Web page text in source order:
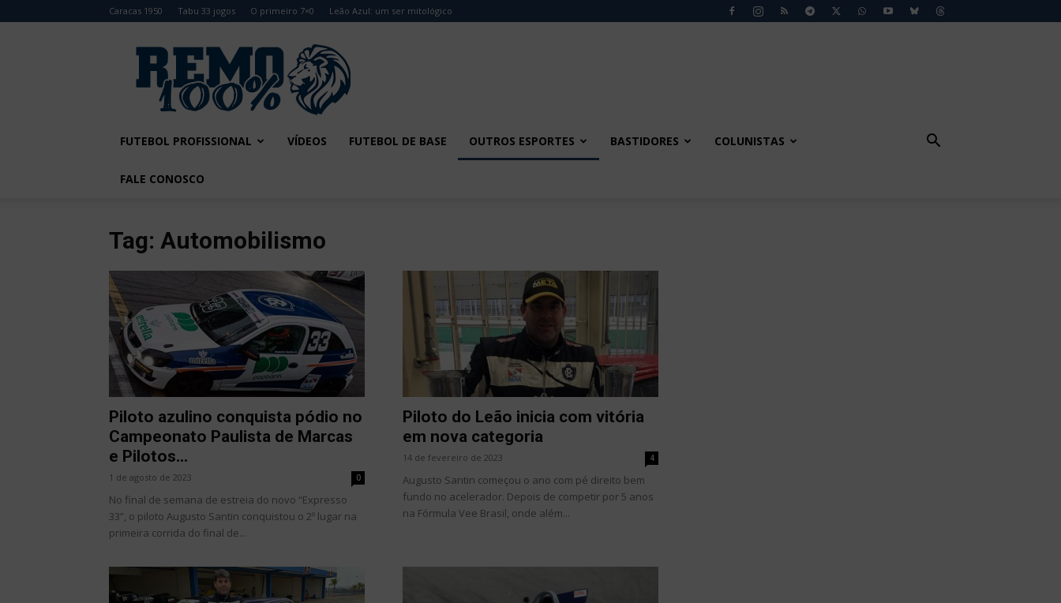
Caracas 1950 Tabu 33 jogos O primeiro 7×0 Leão Azul: um ser mitológico
Remo
FUTEBOL PROFISSIONAL VÍDEOS FUTEBOL DE BASE OUTROS ESPORTES BASTIDORES COLUNISTAS
FALE CONOSCO
Tag: Automobilismo
Piloto azulino conquista pódio no
Campeonato Paulista de Marcas
e Pilotos...
1 de agosto de 2023 0
No final de semana de estreia do novo “Expresso
33”, o piloto Augusto Santin conquistou o 2º lugar na
primeira corrida do final de...
Piloto do Leão inicia com vitória
em nova categoria
14 de fevereiro de 2023 4
Augusto Santin começou o ano com pé direito bem
fundo no acelerador. Depois de competir por 5 anos
na Fórmula Vee Brasil, onde além...